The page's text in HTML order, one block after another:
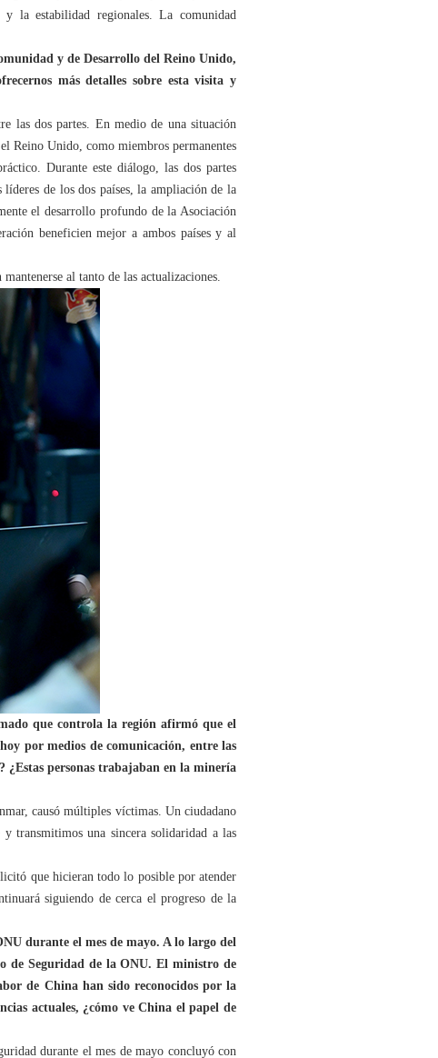
la estabilidad regionales. La comunidad
y de Desarrollo del Reino Unido,
más detalles sobre esta visita y
las dos partes. En medio de una situación
Reino Unido, como miembros permanentes
Durante este diálogo, las dos partes
de los dos países, la ampliación de la
el desarrollo profundo de la Asociación
beneficien mejor a ambos países y al
al tanto de las actualizaciones.
que controla la región afirmó que el
por medios de comunicación, entre las
personas trabajaban en la minería
causó múltiples víctimas. Un ciudadano
transmitimos una sincera solidaridad a las
que hicieran todo lo posible por atender
siguiendo de cerca el progreso de la
durante el mes de mayo. A lo largo del
de Seguridad de la ONU. El ministro de
de China han sido reconocidos por la
actuales, ¿cómo ve China el papel de
durante el mes de mayo concluyó con